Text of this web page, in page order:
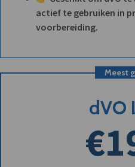
actief te gebruiken in
voorbereiding.
Meest
dVO